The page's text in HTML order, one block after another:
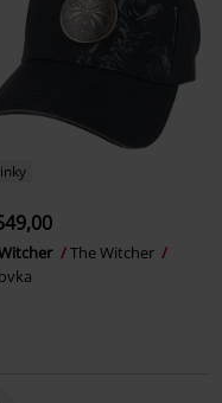
The Witcher